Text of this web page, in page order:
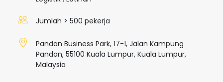
Jumlah > 500 pekerja
Pandan Business Park, 17-1, Jalan Kampung
Pandan, 55100 Kuala Lumpur, Kuala Lumpur,
Malaysia